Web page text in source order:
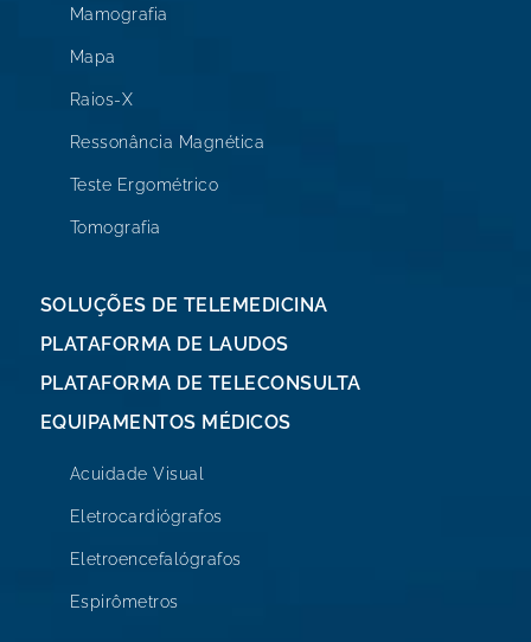
Mamografia
Mapa
Raios-X
Ressonância Magnética
Teste Ergométrico
Tomografia
SOLUÇÕES DE TELEMEDICINA
PLATAFORMA DE LAUDOS
PLATAFORMA DE TELECONSULTA
EQUIPAMENTOS MÉDICOS
Acuidade Visual
Eletrocardiógrafos
Eletroencefalógrafos
Espirômetros